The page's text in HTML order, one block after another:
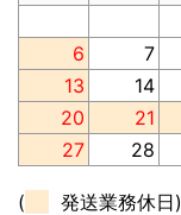
6
7
13
14
20
21
27
28
( 発送業務休日)